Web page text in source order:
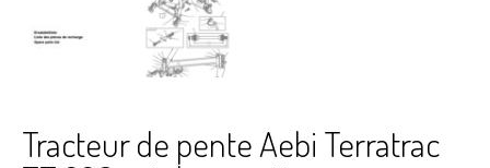
Tracteur de pente Aebi Terratrac